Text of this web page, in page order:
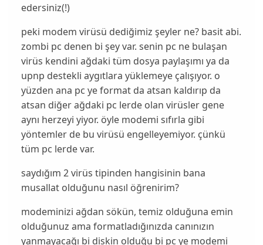
edersiniz(!)
peki modem virüsü dediğimiz şeyler ne? basit abi.
zombi pc denen bi şey var. senin pc ne bulaşan
virüs kendini ağdaki tüm dosya paylaşımı ya da
upnp destekli aygıtlara yüklemeye çalışıyor. o
yüzden ana pc ye format da atsan kaldırıp da
atsan diğer ağdaki pc lerde olan virüsler gene
aynı herzeyi yiyor. öyle modemi sıfırla gibi
yöntemler de bu virüsü engelleyemiyor. çünkü
tüm pc lerde var.
saydığım 2 virüs tipinden hangisinin bana
musallat olduğunu nasıl öğrenirim?
modeminizi ağdan sökün, temiz olduğuna emin
olduğunuz ama formatladığınızda canınızın
yanmayacağı bi diskin olduğu bi pc ye modemi